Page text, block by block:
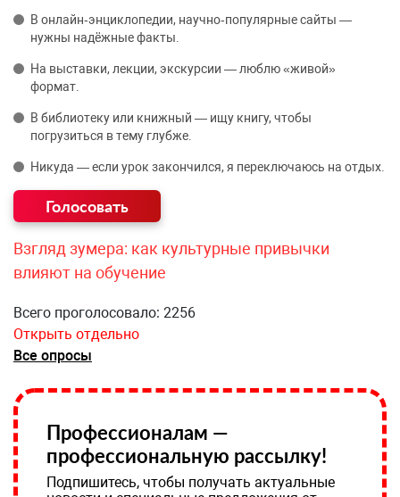
В онлайн‑энциклопедии, научно‑популярные сайты —
нужны надёжные факты.
На выставки, лекции, экскурсии — люблю «живой»
формат.
В библиотеку или книжный — ищу книгу, чтобы
погрузиться в тему глубже.
Никуда — если урок закончился, я переключаюсь на отдых.
Взгляд зумера: как культурные привычки
влияют на обучение
Всего проголосовало: 2256
Открыть отдельно
Все опросы
Профессионалам —
профессиональную рассылку!
Подпишитесь, чтобы получать актуальные